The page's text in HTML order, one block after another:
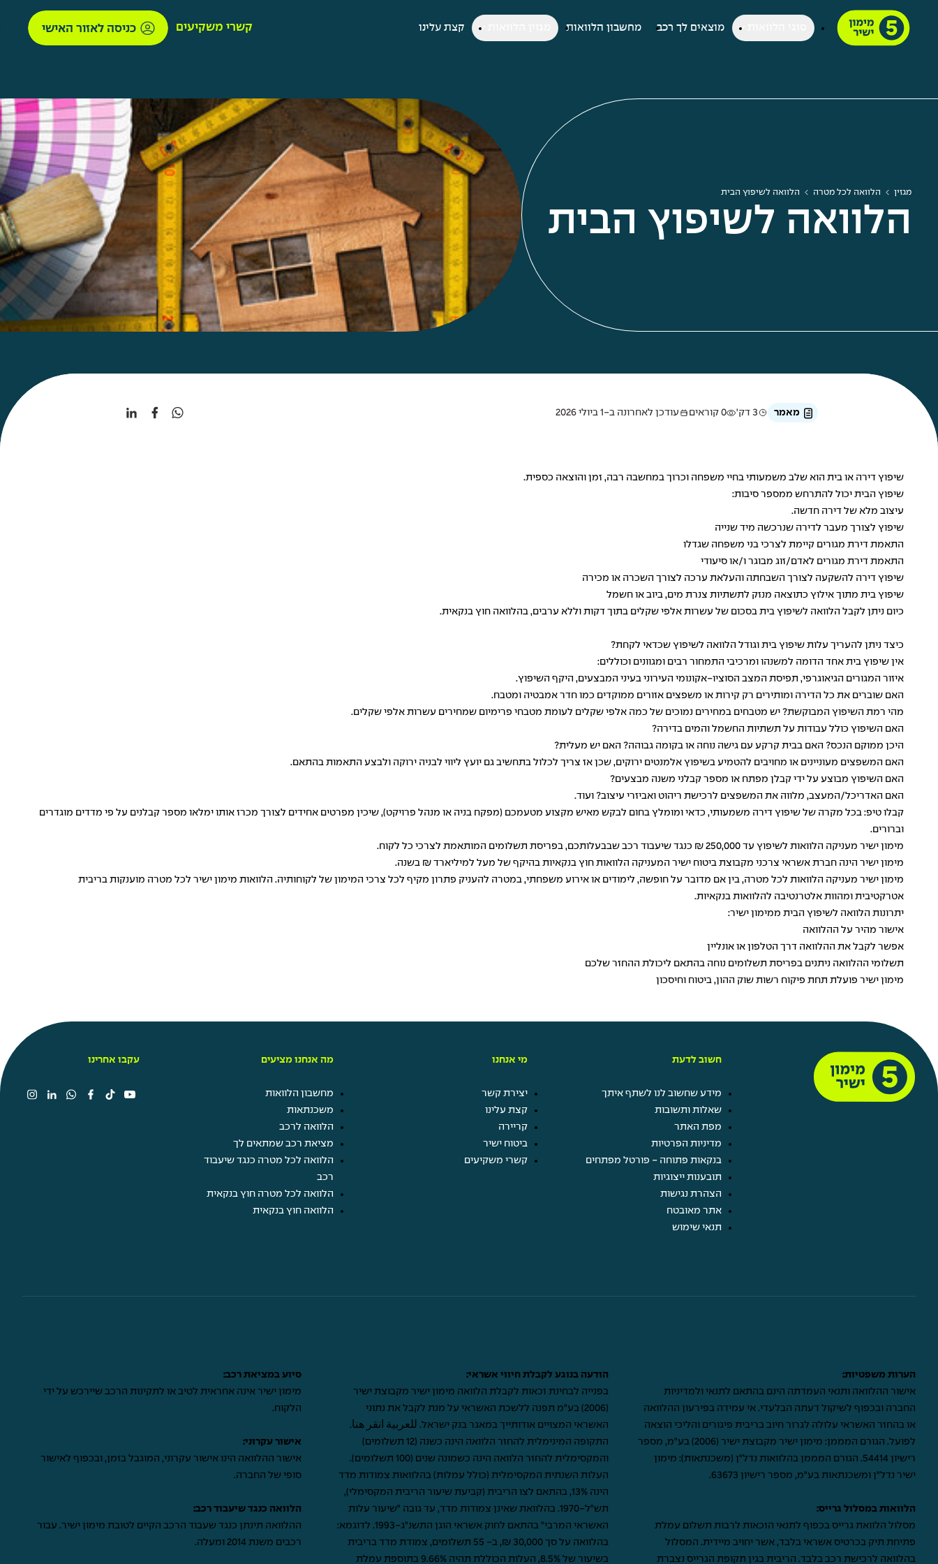
מוצאים לך רכב מחשבון הלוואות קצת עלינו קשרי משקיעים כניסה לאזור האישי
מגזין הלוואה לכל מטרה הלוואה לשיפוץ הבית
הלוואה לשיפוץ הבית
מאמר 3 דק' 0 קוראים עודכן לאחרונה ב-1 ביולי 2026
שיפוץ דירה או בית הוא שלב משמעותי בחיי משפחה וכרוך במחשבה רבה, זמן והוצאה כספית.
שיפוץ הבית יכול להתרחש ממספר סיבות:
עיצוב מלא של דירה חדשה.
שיפוץ לצורך מעבר לדירה שנרכשה מיד שנייה
התאמת דירת מגורים קיימת לצרכי בני משפחה שגדלו
התאמת דירת מגורים לאדם/זוג מבוגר ו/או סיעודי
שיפוץ דירה להשקעה לצורך השבחתה והעלאת ערכה לצורך השכרה או מכירה
שיפוץ בית מתוך אילוץ כתוצאה מנזק לתשתיות צנרת מים, ביוב או חשמל
כיום ניתן לקבל הלוואה לשיפוץ בית בסכום של עשרות אלפי שקלים בתוך דקות וללא ערבים, בהלוואה חוץ בנקאית.
כיצד ניתן להעריך עלות שיפוץ בית וגודל הלוואה לשיפוץ שכדאי לקחת?
אין שיפוץ בית אחד הדומה למשנהו ומרכיבי התמחור רבים ומגוונים וכוללים:
איזור המגורים הגיאוגרפי, תפיסת המצב הסוציו-אקונומי העירוני בעיני המבצעים, היקף השיפוץ.
האם שוברים את כל הדירה ומותירים רק קירות או משפצים אזורים ממוקדים כמו חדר אמבטיה ומטבח.
מהי רמת השיפוץ המבוקשת? יש מטבחים במחירים נמוכים של כמה אלפי שקלים לעומת מטבחי פרימיום שמחירים עשרות אלפי שקלים.
האם השיפוץ כולל עבודות על תשתיות החשמל והמים בדירה?
היכן ממוקם הנכס? האם בבית קרקע עם גישה נוחה או בקומה גבוהה? האם יש מעלית?
האם המשפצים מעוניינים או מחויבים להטמיע בשיפוץ אלמנטים ירוקים, שכן אז צריך לכלול בתחשיב גם יועץ ליווי לבניה ירוקה ולבצע התאמות בהתאם.
האם השיפוץ מבוצע על ידי קבלן מפתח או מספר קבלני משנה מבצעים?
האם האדריכל/המעצב, מלווה את המשפצים לרכישת ריהוט ואביזרי עיצוב? ועוד.
קבלו טיפ: בכל מקרה של שיפוץ דירה משמעותי, כדאי ומומלץ בחום לבקש מאיש מקצוע מטעמכם (מפקח בניה או מנהל פרויקט), שיכין מפרטים אחידים לצורך מכרז אותו ימלאו מספר קבלנים על פי מדדים מוגדרים
וברורים.
מימון ישיר מעניקה הלוואות לשיפוץ עד 250,000 ₪ כנגד שיעבוד רכב שבבעלותכם, בפריסת תשלומים המותאמת לצרכי כל לקוח.
מימון ישיר הינה חברת אשראי צרכני מקבוצת ביטוח ישיר המעניקה הלוואות חוץ בנקאיות בהיקף של מעל למיליארד ₪ בשנה.
מימון ישיר מעניקה הלוואות לכל מטרה, בין אם מדובר על חופשה, לימודים או אירוע משפחתי, במטרה להעניק פתרון מקיף לכל צרכי המימון של לקוחותיה. הלוואות מימון ישיר לכל מטרה מוענקות בריבית
אטרקטיבית ומהוות אלטרנטיבה להלוואות בנקאיות.
יתרונות הלוואה לשיפוץ הבית ממימון ישיר:
אישור מהיר על ההלוואה
אפשר לקבל את ההלוואה דרך הטלפון או אונליין
תשלומי ההלוואה ניתנים בפריסת תשלומים נוחה בהתאם ליכולת ההחזר שלכם
מימון ישיר פועלת תחת פיקוח רשות שוק ההון, ביטוח וחיסכון
חשוב לדעת
מידע שחשוב לנו לשתף איתך
שאלות ותשובות
מפת האתר
מדיניות הפרטיות
בנקאות פתוחה - פורטל מפתחים
תובענות ייצוגיות
הצהרת נגישות
אתר מאובטח
תנאי שימוש
מי אנחנו
יצירת קשר
קצת עלינו
קריירה
ביטוח ישיר
קשרי משקיעים
מה אנחנו מציעים
מחשבון הלוואות
משכנתאות
הלוואה לרכב
מציאת רכב שמתאים לך
הלוואה לכל מטרה כנגד שיעבוד
רכב
הלוואה לכל מטרה חוץ בנקאית
הלוואה חוץ בנקאית
עקבו אחרינו
הערות משפטיות:
אישור ההלוואה ותנאי העמדתה הינם בהתאם לתנאי ולמדיניות
החברה ובכפוף לשיקול דעתה הבלעדי. אי עמידה בפירעון ההלוואה
או בהחזר האשראי עלולה לגרור חיוב בריבית פיגורים והליכי הוצאה
לפועל. הגורם המממן: מימון ישיר מקבוצת ישיר (2006) בע"מ, מספר
רישיון 54414. הגורם המממן בהלוואות נדל"ן (משכנתאות): מימון
ישיר נדל"ן ומשכנתאות בע"מ, מספר רישיון 63673.
הלוואות במסלול גרייס:
מסלול הלוואת גרייס בכפוף לתנאי הזכאות לרבות תשלום עמלת
פתיחת תיק בכרטיס אשראי בלבד, אשר יחויב מיידית. המסלול
בהלוואה לרכישת רכב בלבד. הריבית בגין תקופת הגרייס נצברת
הודעה בנוגע לקבלת חיווי אשראי:
בפנייה לבחינת זכאות לקבלת הלוואה מימון ישיר מקבוצת ישיר
(2006) בע"מ תפנה ללשכת האשראי על מנת לקבל את נתוני
האשראי המצויים אודותייך במאגר בנק ישראל. للعربية انقر هنا .
התקופה המינימלית להחזר הלוואה הינה כשנה (12 תשלומים)
והמקסימלית להחזר הלוואה הינה כשמונה שנים (100 תשלומים).
העלות השנתית המקסימלית (כולל עמלות) בהלוואות צמודות מדד
הינה 13%, בהתאם לצו הריבית (קביעת שיעור הריבית המקסימלי),
תש"ל-1970. בהלוואת שאינן צמודות מדד, עד גובה "שיעור עלות
האשראי המרבי" בהתאם לחוק אשראי הוגן התשנ"ג-1993. לדוגמא:
בהלוואה על סך 30,000 ₪, ב- 55 תשלומים, צמודת מדד בריבית
בשיעור של 8.5%, העלות הכוללת תהיה 9.66% בתוספת עמלת
סיוע במציאת רכב:
מימון ישיר אינה אחראית לטיב או לתקינות הרכב שיירכש על ידי
הלקוח.
אישור עקרוני:
אישור ההלוואה הינו אישור עקרוני, המוגבל בזמן, ובכפוף לאישור
סופי של החברה.
הלוואה כנגד שיעבוד רכב:
ההלוואה תינתן כנגד שעבוד הרכב הקיים לטובת מימון ישיר. עבור
רכבים משנת 2014 ומעלה.